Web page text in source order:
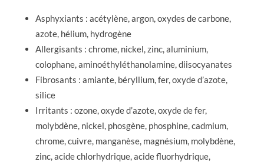
Asphyxiants : acétylène, argon, oxydes de carbone,
azote, hélium, hydrogène
Allergisants : chrome, nickel, zinc, aluminium,
colophane, aminoéthyléthanolamine, diisocyanates
Fibrosants : amiante, béryllium, fer, oxyde d’azote,
silice
Irritants : ozone, oxyde d’azote, oxyde de fer,
molybdène, nickel, phosgène, phosphine, cadmium,
chrome, cuivre, manganèse, magnésium, molybdène,
zinc, acide chlorhydrique, acide fluorhydrique,